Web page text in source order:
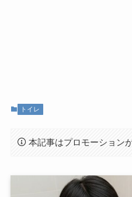
トイレ
本記事はプロモーション